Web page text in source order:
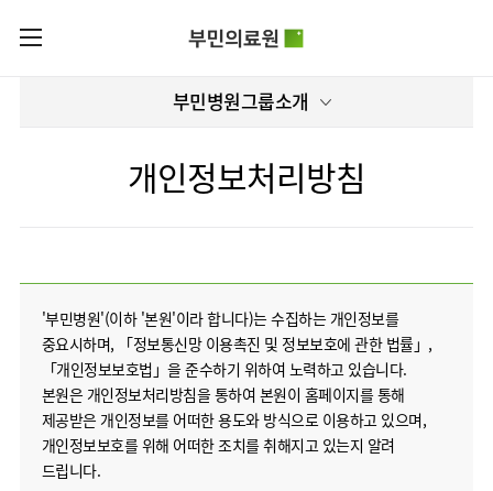
로그인
글로벌
얼라이언스
연혁
조직도
오시는길
의료진
입찰공고
부민병원
40주년
역사관
해운대부민병원
구포부민병원
부민
프레스티지
라이프케어센터
마곡
RUS
CHI
부민병원그룹소개
개인정보처리방침
'부민병원'(이하 '본원'이라 합니다)는 수집하는 개인정보를
중요시하며, 「정보통신망 이용촉진 및 정보보호에 관한 법률」,
「개인정보보호법」을 준수하기 위하여 노력하고 있습니다.
본원은 개인정보처리방침을 통하여 본원이 홈페이지를 통해
제공받은 개인정보를 어떠한 용도와 방식으로 이용하고 있으며,
개인정보보호를 위해 어떠한 조치를 취해지고 있는지 알려
드립니다.